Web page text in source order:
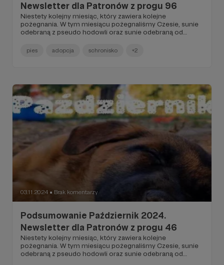
Newsletter dla Patronów z progu 96
Niestety kolejny miesiąc, który zawiera kolejne
pożegnania. W tym miesiącu pożegnaliśmy Czesie, sunie
odebraną z pseudo hodowli oraz sunie odebraną od
pies adopcja schronisko +2
03.11.2024 ● Brak komentarzy
Podsumowanie Październik 2024.
Newsletter dla Patronów z progu 46
Niestety kolejny miesiąc, który zawiera kolejne
pożegnania. W tym miesiącu pożegnaliśmy Czesie, sunie
odebraną z pseudo hodowli oraz sunie odebraną od